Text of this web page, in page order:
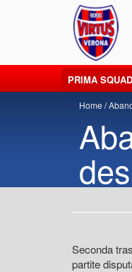
trasporto, smaltimento e
PRIMA
Home
Seconda
partite